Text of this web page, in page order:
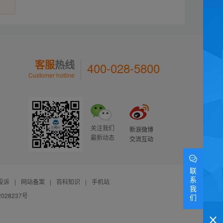
客服热线
Customer hotline 400-028-5800
关注我们
最新动态
新浪微博
交流互动
诉 | 网站备案 | 百科知识 |
手机站
号
联
系
我
们